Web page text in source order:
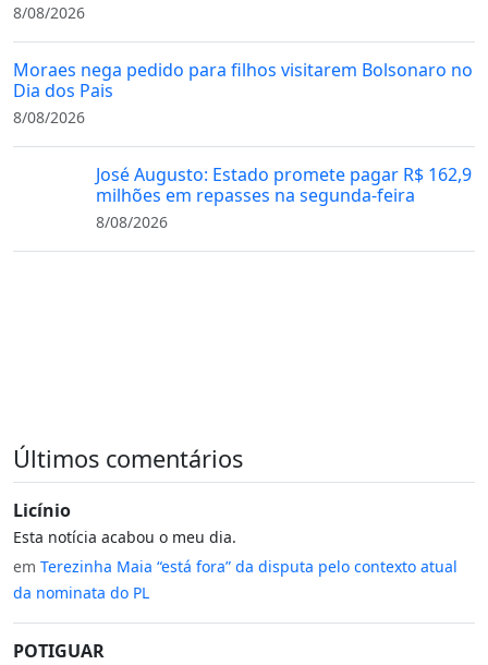
8/08/2026
Moraes nega pedido para filhos visitarem Bolsonaro no
Dia dos Pais
8/08/2026
José Augusto: Estado promete pagar R$ 162,9
milhões em repasses na segunda-feira
8/08/2026
Últimos comentários
Licínio
Esta notícia acabou o meu dia.
em Terezinha Maia “está fora” da disputa pelo contexto atual
da nominata do PL
POTIGUAR